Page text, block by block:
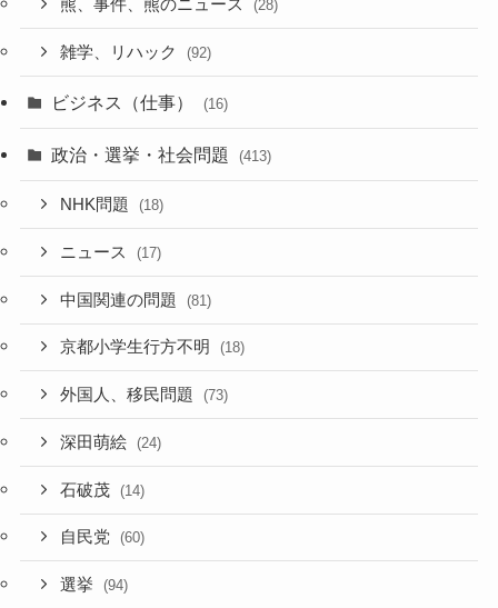
熊、事件、熊のニュース (28)
雑学、リハック (92)
ビジネス（仕事） (16)
政治・選挙・社会問題 (413)
NHK問題 (18)
ニュース (17)
中国関連の問題 (81)
京都小学生行方不明 (18)
外国人、移民問題 (73)
深田萌絵 (24)
石破茂 (14)
自民党 (60)
選挙 (94)